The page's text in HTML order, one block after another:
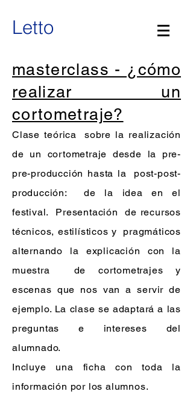
Letto
masterclass - ¿cómo
realizar un
cortometraje?
Clase teórica
sobre la realización
de un cortometraje desde la pre-
pre-producción hasta la
post-post-
producción:
de la idea en el
festival.
Presentación
de recursos
técnicos, estilísticos y
pragmáticos
alternando la explicación con la
muestra
de cortometrajes y
escenas que nos van a servir de
ejemplo. La clase se adaptará a las
preguntas e intereses del
alumnado.
Incluye una ficha con toda la
información por los alumnos.